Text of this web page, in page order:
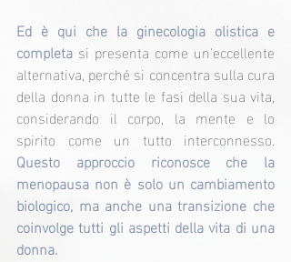
Ed è qui che la ginecologia olistica e
completa si presenta come un'eccellente
alternativa, perché si concentra sulla cura
della donna in tutte le fasi della sua vita,
considerando il corpo, la mente e lo
Questo approccio riconosce che la
menopausa non è solo un cambiamento
biologico, ma anche una transizione che
coinvolge tutti gli aspetti della vita di una
donna.